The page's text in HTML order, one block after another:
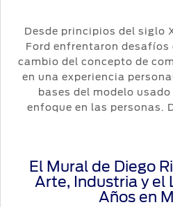
Desde principios del siglo
Ford enfrentaron desafíos
cambio del concepto de
en una experiencia
bases del modelo
enfoque en las personas.
El Mural de Diego
Arte, Industria y el
Años en